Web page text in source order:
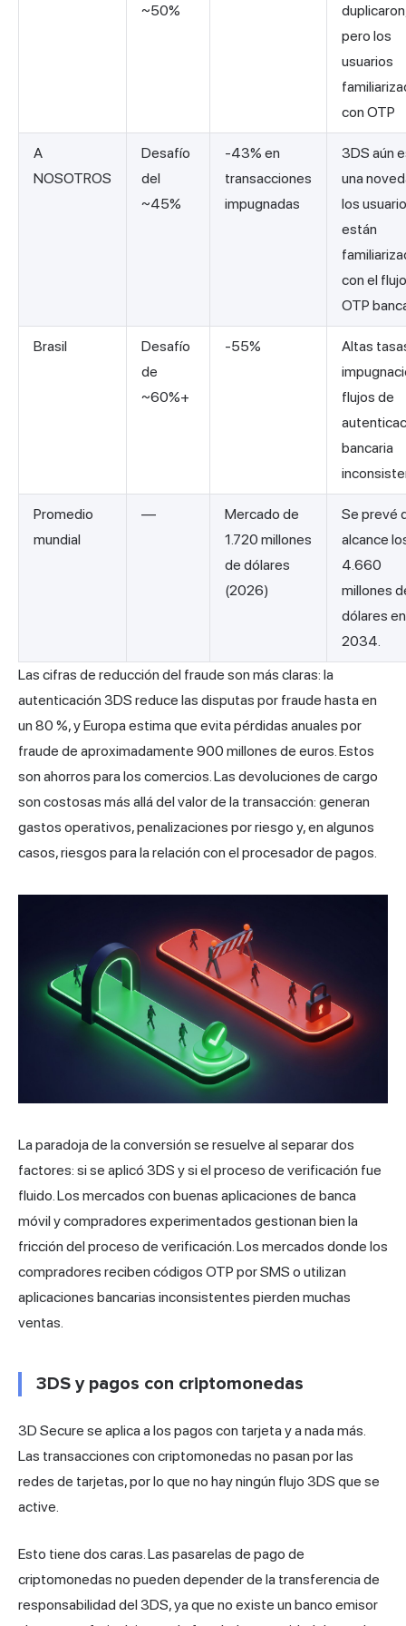
~50%
pero los
usuarios
con OTP
A
NOSOTROS
Desafío
del
~45%
-43% en
transacciones
impugnadas
3DS aún
una
los
están
con el
OTP
Brasil
Desafío
de
~60%+
-55%
Altas
flujos de
bancaria
Promedio
mundial
—
Mercado de
1.720 millones
de dólares
(2026)
Se prevé
alcance
4.660
millones
dólares en
2034.
Las cifras de reducción del fraude son más claras: la
autenticación 3DS reduce las disputas por fraude hasta en
un 80 %, y Europa estima que evita pérdidas anuales por
fraude de aproximadamente 900 millones de euros. Estos
son ahorros para los comercios. Las devoluciones de cargo
son costosas más allá del valor de la transacción: generan
gastos operativos, penalizaciones por riesgo y, en algunos
casos, riesgos para la relación con el procesador de pagos.
La paradoja de la conversión se resuelve al separar dos
factores: si se aplicó 3DS y si el proceso de verificación fue
fluido. Los mercados con buenas aplicaciones de banca
móvil y compradores experimentados gestionan bien la
fricción del proceso de verificación. Los mercados donde los
compradores reciben códigos OTP por SMS o utilizan
aplicaciones bancarias inconsistentes pierden muchas
ventas.
3DS y pagos con criptomonedas
3D Secure se aplica a los pagos con tarjeta y a nada más.
Las transacciones con criptomonedas no pasan por las
redes de tarjetas, por lo que no hay ningún flujo 3DS que se
active.
Esto tiene dos caras. Las pasarelas de pago de
criptomonedas no pueden depender de la transferencia de
responsabilidad del 3DS, ya que no existe un banco emisor